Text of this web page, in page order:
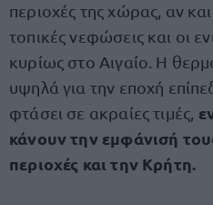
περιοχές της χώρας, αν
τοπικές νεφώσεις και οι
κυρίως στο Αιγαίο. Η
υψηλά για την εποχή
φτάσει σε ακραίες τιμές,
κάνουν την εμφάνισή
περιοχές και την Κρήτη.